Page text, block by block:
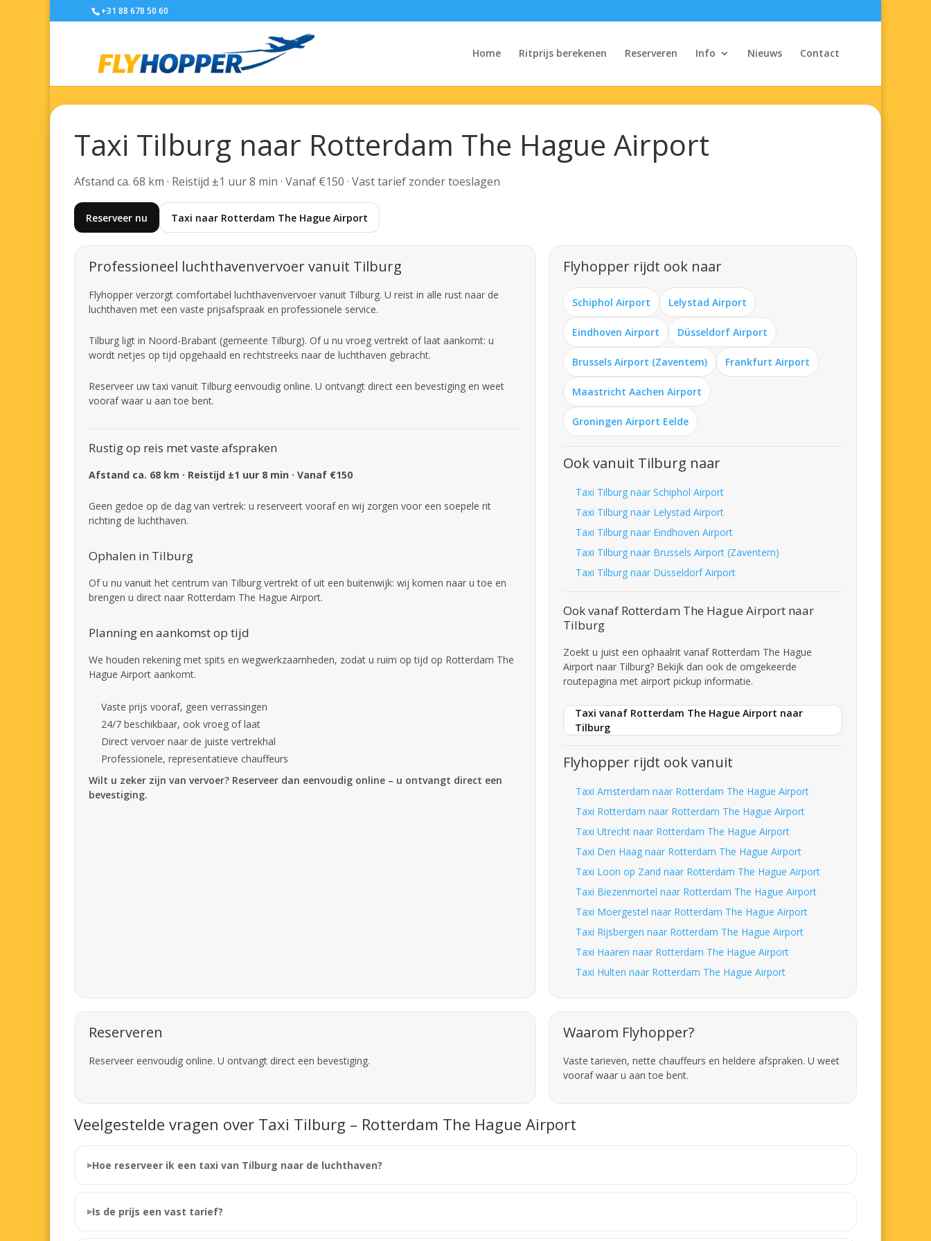
+31 88 678 50 60
Home Ritprijs berekenen Reserveren Info Nieuws Contact
Taxi Tilburg naar Rotterdam The Hague Airport
Afstand ca. 68 km · Reistijd ±1 uur 8 min · Vanaf €150 · Vast tarief zonder toeslagen
Reserveer nu Taxi naar Rotterdam The Hague Airport
Professioneel luchthavenvervoer vanuit Tilburg
Flyhopper verzorgt comfortabel luchthavenvervoer vanuit Tilburg. U reist in alle rust naar de
luchthaven met een vaste prijsafspraak en professionele service.
Tilburg ligt in Noord-Brabant (gemeente Tilburg). Of u nu vroeg vertrekt of laat aankomt: u
wordt netjes op tijd opgehaald en rechtstreeks naar de luchthaven gebracht.
Reserveer uw taxi vanuit Tilburg eenvoudig online. U ontvangt direct een bevestiging en weet
vooraf waar u aan toe bent.
Rustig op reis met vaste afspraken
Afstand ca. 68 km · Reistijd ±1 uur 8 min · Vanaf €150
Geen gedoe op de dag van vertrek: u reserveert vooraf en wij zorgen voor een soepele rit
richting de luchthaven.
Ophalen in Tilburg
Of u nu vanuit het centrum van Tilburg vertrekt of uit een buitenwijk: wij komen naar u toe en
brengen u direct naar Rotterdam The Hague Airport.
Planning en aankomst op tijd
We houden rekening met spits en wegwerkzaamheden, zodat u ruim op tijd op Rotterdam The
Hague Airport aankomt.
Vaste prijs vooraf, geen verrassingen
24/7 beschikbaar, ook vroeg of laat
Direct vervoer naar de juiste vertrekhal
Professionele, representatieve chauffeurs
Wilt u zeker zijn van vervoer? Reserveer dan eenvoudig online – u ontvangt direct een
bevestiging.
Flyhopper rijdt ook naar
Schiphol Airport Lelystad Airport
Eindhoven Airport Düsseldorf Airport
Brussels Airport (Zaventem) Frankfurt Airport
Maastricht Aachen Airport
Groningen Airport Eelde
Ook vanuit Tilburg naar
Taxi Tilburg naar Schiphol Airport
Taxi Tilburg naar Lelystad Airport
Taxi Tilburg naar Eindhoven Airport
Taxi Tilburg naar Brussels Airport (Zaventem)
Taxi Tilburg naar Düsseldorf Airport
Ook vanaf Rotterdam The Hague Airport naar
Tilburg
Zoekt u juist een ophaalrit vanaf Rotterdam The Hague
Airport naar Tilburg? Bekijk dan ook de omgekeerde
routepagina met airport pickup informatie.
Taxi vanaf Rotterdam The Hague Airport naar
Tilburg
Flyhopper rijdt ook vanuit
Taxi Amsterdam naar Rotterdam The Hague Airport
Taxi Rotterdam naar Rotterdam The Hague Airport
Taxi Utrecht naar Rotterdam The Hague Airport
Taxi Den Haag naar Rotterdam The Hague Airport
Taxi Loon op Zand naar Rotterdam The Hague Airport
Taxi Biezenmortel naar Rotterdam The Hague Airport
Taxi Moergestel naar Rotterdam The Hague Airport
Taxi Rijsbergen naar Rotterdam The Hague Airport
Taxi Haaren naar Rotterdam The Hague Airport
Taxi Hulten naar Rotterdam The Hague Airport
Reserveren
Reserveer eenvoudig online. U ontvangt direct een bevestiging.
Waarom Flyhopper?
Vaste tarieven, nette chauffeurs en heldere afspraken. U weet
vooraf waar u aan toe bent.
Veelgestelde vragen over Taxi Tilburg – Rotterdam The Hague Airport
Hoe reserveer ik een taxi van Tilburg naar de luchthaven?
Is de prijs een vast tarief?